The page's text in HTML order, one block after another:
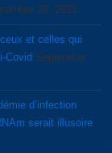
20, 2021
et celles qui
Covid September
d’infection
serait illusoire